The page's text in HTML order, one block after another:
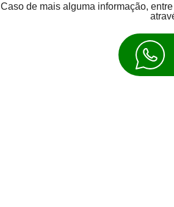
Caso de mais alguma informação,